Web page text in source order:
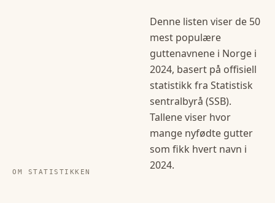
OM STATISTIKKEN
Denne listen viser de 50
mest populære
guttenavnene i Norge i
2024, basert på offisiell
statistikk fra Statistisk
sentralbyrå (SSB).
Tallene viser hvor
mange nyfødte gutter
som fikk hvert navn i
2024.